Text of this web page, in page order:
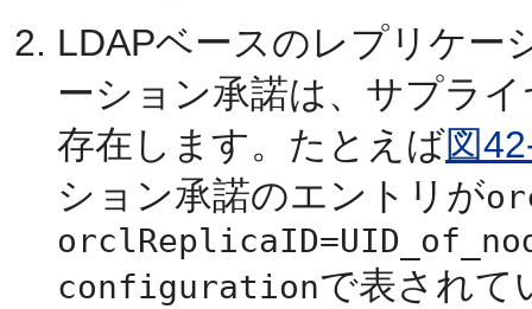
LDAPベースのレプリケー
ーション承諾は、サプラ
存在します。たとえば図
ション承諾のエントリが
configurationで表されて